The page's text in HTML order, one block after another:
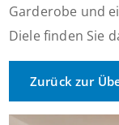
Garderobe und
Diele finden Sie
Zurück zur